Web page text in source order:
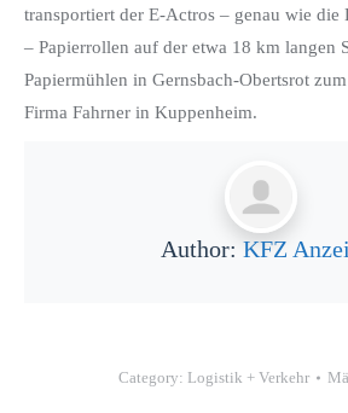
transportiert der E-Actros – genau wie
– Papierrollen auf der etwa 18 km langen
Papiermühlen in Gernsbach-Obertsrot
Firma Fahrner in Kuppenheim.
Author: KFZ
Category: Logistik + Verkehr